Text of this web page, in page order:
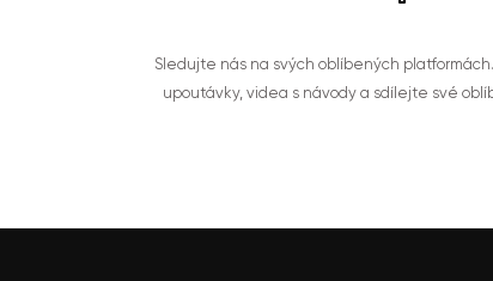
Sledujte nás na svých oblíbených
upoutávky, videa s návody a sdílejte své